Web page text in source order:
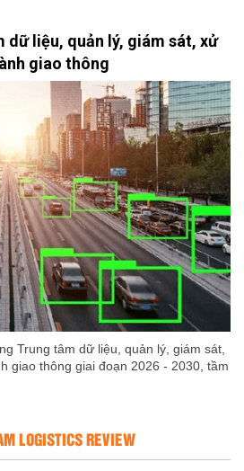
dữ liệu, quản lý, giám sát, xử
giao thông
Trung tâm dữ liệu, quản lý, giám sát,
giao thông giai đoạn 2026 - 2030, tầm
LOGISTICS REVIEW